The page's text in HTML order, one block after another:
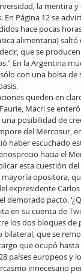
la mentira
En Página 12 se
hace pocas
alimentaria)
que se
En la Argentina
con una bolsa
queden en
Macri se
una posibilidad de
del Mercosur,
haber escuchado
hacia el
esta cuestión
mayoría opositora,
expresidente
demorado pacto.
en su cuenta de
los dos bloques de
que se
que ocupó
países europeos y
innecesario